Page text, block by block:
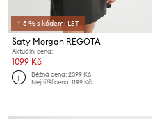
*-5 % s kódem: LST
Šaty Morgan REGOTA
Aktuální cena:
1099 Kč
Běžná cena:2399 Kč
Nejnižší cena:1199 Kč